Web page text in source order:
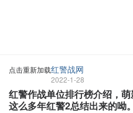
点击重新加载红警战网
2022-1-28
红警作战单位排行榜介绍，
这么多年红警2总结出来的呦。